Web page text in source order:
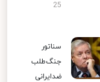
25
سناتور
جنگ‌طلب
ضدایرانی